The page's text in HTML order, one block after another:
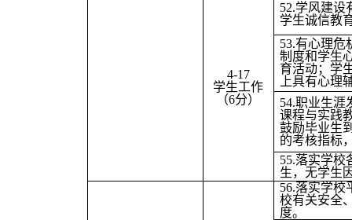
4-17
学生工作
（6分）
52.学风建设
学生诚信教
53.有心理危
制度和学生
育活动；学
上具有心理
54.职业生涯
课程与实践
鼓励毕业生
的考核指标
55.落实学校
生，无学生
56.落实学校
校有关安全
度。